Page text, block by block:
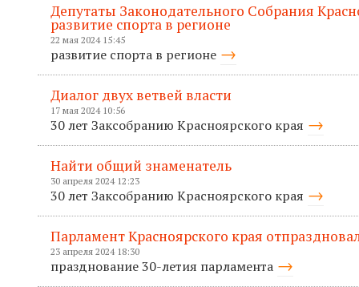
Депутаты Законодательного Собрания
развитие спорта в регионе
22 мая 2024 15:45
развитие спорта в регионе
Диалог двух ветвей власти
17 мая 2024 10:56
30 лет Заксобранию Красноярского края
Найти общий знаменатель
30 апреля 2024 12:23
30 лет Заксобранию Красноярского края
Парламент Красноярского края
23 апреля 2024 18:30
празднование 30-летия парламента